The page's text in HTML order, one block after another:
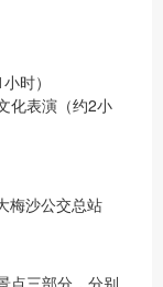
时）
化表演（约2小
梅沙公交总站
点三部分，分别